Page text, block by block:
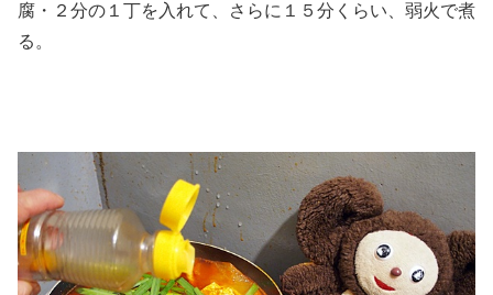
腐・２分の１丁を入れて、さらに１５分くらい、弱火で煮
る。